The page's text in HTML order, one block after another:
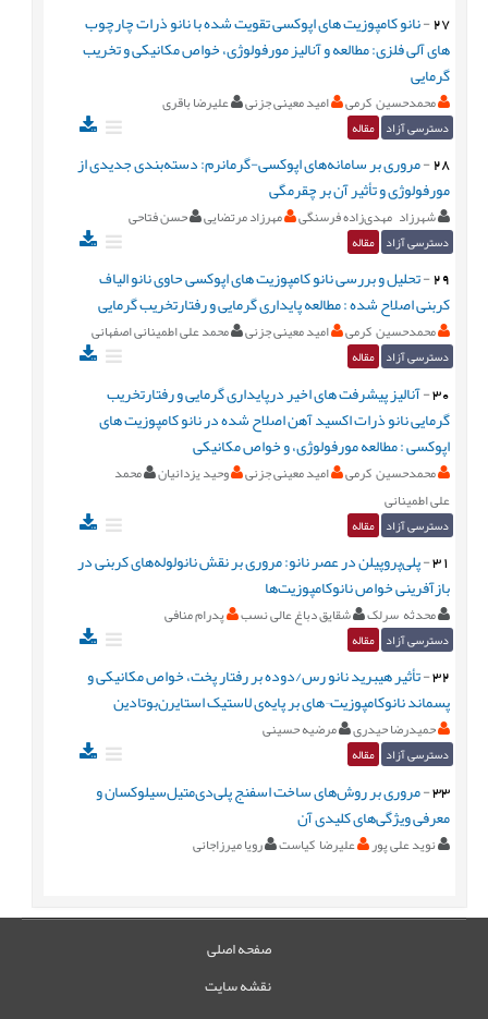
27
-نانو کامپوزیت های اپوکسی تقویت شده با نانو ذرات چارچوب
های آلی فلزی: مطالعه و آنالیز مورفولوژی، خواص مکانیکی و تخریب
گرمایی
محمدحسین کرمی امید معینی جزنی علیرضا باقری
دسترسی آزاد مقاله
28
-مروری بر سامانه‌های اپوکسی-گرمانرم: دسته‌بندی جدیدی از
مورفولوژی و تأثیر آن بر چقرمگی
شهرزاد مهدی‌زاده فرسنگی مهرزاد مرتضایی حسن فتاحی
دسترسی آزاد مقاله
29
-تحلیل و بررسی نانو کامپوزیت های اپوکسی حاوی نانو الیاف
کربنی اصلاح شده : مطالعه پایداری گرمایی و رفتارتخریب گرمایی
محمدحسین کرمی امید معینی جزنی محمد علی اطمینانی اصفهانی
دسترسی آزاد مقاله
30
-آنالیز پیشرفت های اخیر درپایداری گرمایی و رفتارتخریب
گرمایی نانو ذرات اکسید آهن اصلاح شده در نانو کامپوزیت های
اپوکسی : مطالعه مورفولوژی، و خواص مکانیکی
محمدحسین کرمی امید معینی جزنی وحید یزدانیان
محمد
علی اطمینانی
دسترسی آزاد مقاله
31
-پلی‌پروپیلن در عصر نانو: مروری بر نقش نانولوله‌های کربنی در
بازآفرینی خواص نانوکامپوزیت‌ها
محدثه سرلک شقایق دباغ عالی نسب پدرام منافی
دسترسی آزاد مقاله
32
-تأثیر هیبرید نانو رس/دوده بر رفتار پخت، خواص مکانیکی و
پسماند نانوکامپوزیت¬های بر پایه‌ی لاستیک استایرن‌بوتادین
حمیدرضا حیدری مرضیه حسینی
دسترسی آزاد مقاله
33
-مروری بر روش‌های ساخت اسفنج پلی‌دی‌متیل‌سیلوکسان و
معرفی ویژگی‌های کلیدی آن
نوید علی پور علیرضا کیاست رویا میرزاجانی
صفحه اصلی
نقشه سایت